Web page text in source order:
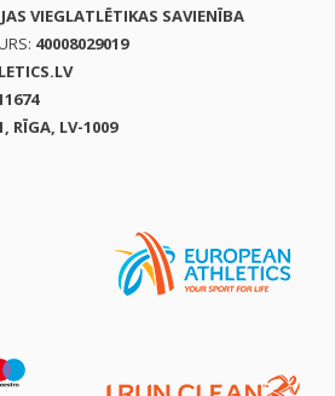
VIEGLATLĒTIKAS SAVIENĪBA
40008029019
RĪGA, LV-1009